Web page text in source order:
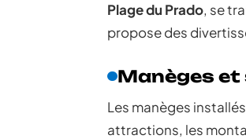
Plage du Prado, se
propose des
Manèges
Les manèges
attractions, les